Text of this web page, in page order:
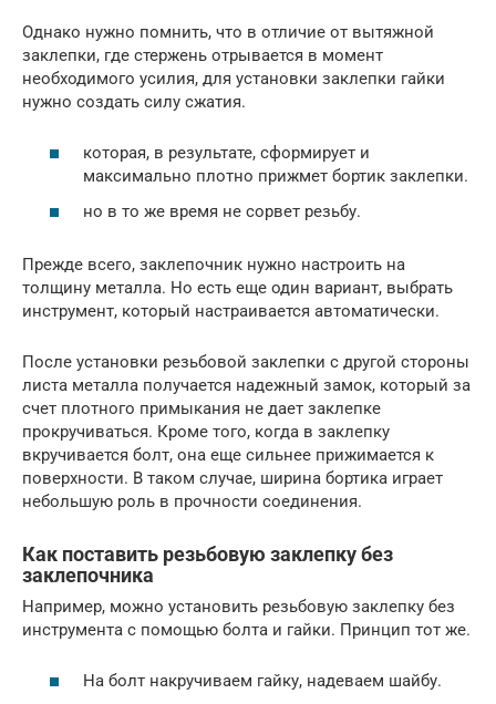
Однако нужно помнить, что в отличие от вытяжной
заклепки, где стержень отрывается в момент
необходимого усилия, для установки заклепки гайки
нужно создать силу сжатия.
которая, в результате, сформирует и
максимально плотно прижмет бортик заклепки.
но в то же время не сорвет резьбу.
Прежде всего, заклепочник нужно настроить на
толщину металла. Но есть еще один вариант, выбрать
инструмент, который настраивается автоматически.
После установки резьбовой заклепки с другой стороны
листа металла получается надежный замок, который за
счет плотного примыкания не дает заклепке
прокручиваться. Кроме того, когда в заклепку
вкручивается болт, она еще сильнее прижимается к
поверхности. В таком случае, ширина бортика играет
небольшую роль в прочности соединения.
Как поставить резьбовую заклепку без
заклепочника
Например, можно установить резьбовую заклепку без
инструмента с помощью болта и гайки. Принцип тот же.
На болт накручиваем гайку, надеваем шайбу.